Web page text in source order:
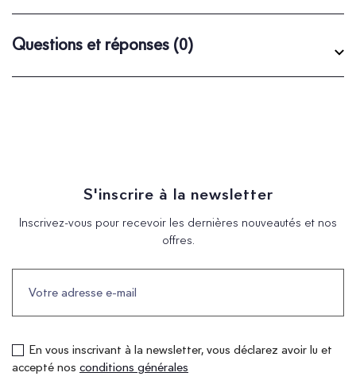
Questions et réponses (0)
S'inscrire à la newsletter
Inscrivez-vous pour recevoir les dernières nouveautés et nos
offres.
En vous inscrivant à la newsletter, vous déclarez avoir lu et
accepté nos conditions générales